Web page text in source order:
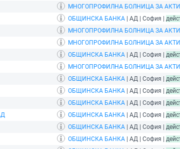
МНОГОПРОФИЛНА БОЛНИЦА ЗА
ОБЩИНСКА БАНКА | АД | София |
МНОГОПРОФИЛНА БОЛНИЦА ЗА
МНОГОПРОФИЛНА БОЛНИЦА ЗА
ОБЩИНСКА БАНКА | АД | София |
МНОГОПРОФИЛНА БОЛНИЦА ЗА
ОБЩИНСКА БАНКА | АД | София |
ОБЩИНСКА БАНКА | АД | София |
ОБЩИНСКА БАНКА | АД | София |
ОБЩИНСКА БАНКА | АД | София |
ОБЩИНСКА БАНКА | АД | София |
ОБЩИНСКА БАНКА | АД | София |